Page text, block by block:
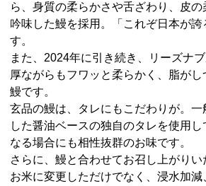
ら、身質の柔らかさや舌ざわり、皮
吟味した鰻を採用。「これぞ日本が
す。
また、2024年に引き続き、リーズナ
厚ながらもフワッと柔らかく、脂が
鰻です。
玄品の鰻は、タレにもこだわりが。
した醤油ベースの独自のタレを使用
なる場合にも相性抜群のお味です。
さらに、鰻と合わせてお召し上がり
お米に変更しただけでなく、浸水加